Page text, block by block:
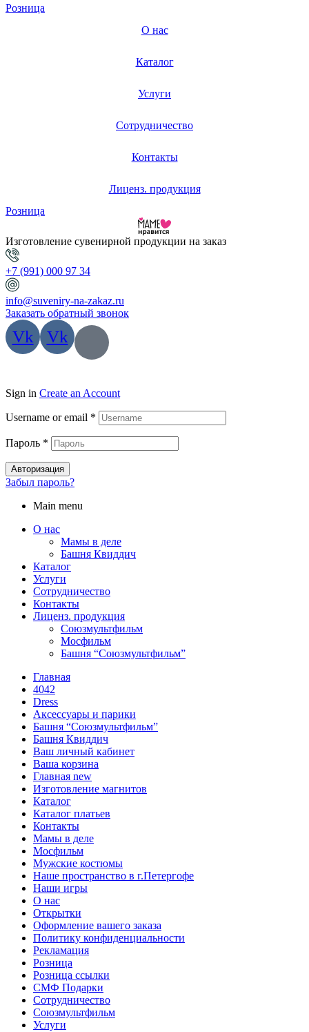
Розница
О нас
Каталог
Услуги
Сотрудничество
Контакты
Лиценз. продукция
Розница
Изготовление сувенирной продукции на заказ
+7 (991) 000 97 34
info@suveniry-na-zakaz.ru
Заказать обратный звонок
Vk Vk
Sign in Create an Account
Username or email *
Пароль *
Авторизация
Забыл пароль?
Main menu
О нас
Мамы в деле
Башня Квиддич
Каталог
Услуги
Сотрудничество
Контакты
Лиценз. продукция
Союзмультфильм
Мосфильм
Башня “Союзмультфильм”
Главная
4042
Dress
Аксессуары и парики
Башня “Союзмультфильм”
Башня Квиддич
Ваш личный кабинет
Ваша корзина
Главная new
Изготовление магнитов
Каталог
Каталог платьев
Контакты
Мамы в деле
Мосфильм
Мужские костюмы
Наше пространство в г.Петергофе
Наши игры
О нас
Открытки
Оформление вашего заказа
Политику конфиденциальности
Рекламация
Розница
Розница ссылки
СМФ Подарки
Сотрудничество
Союзмультфильм
Услуги